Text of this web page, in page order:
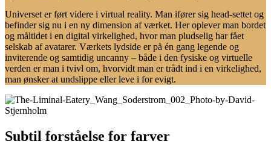
Universet er ført videre i virtual reality. Man ifører sig head-settet og
befinder sig nu i en ny dimension af værket. Her oplever man bordet
og måltidet i en digital virkelighed, hvor man pludselig har fået
selskab af avatarer. Værkets lydside er på én gang legende og
inviterende og samtidig uncanny – både i den fysiske og virtuelle
verden er man i tvivl om, hvorvidt man er trådt ind i en virkelighed,
man ønsker at undslippe eller leve i for evigt.
Subtil forståelse for farver